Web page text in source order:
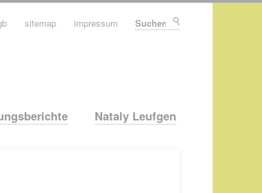
Nataly Leufgen
sitemap impressum